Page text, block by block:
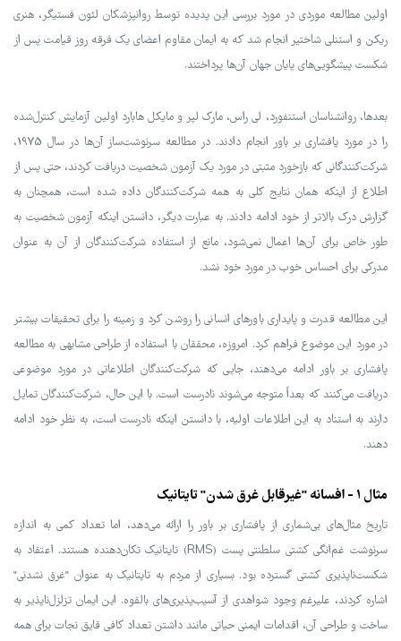
اولین مطالعه موردی در مورد بررسی این پدیده توسط روانپزشکان لئون فستیگر، هنری
ریکن و استنلی شاختیر انجام شد که به ایمان مقاوم اعضای یک فرقه روز قیامت پس از
شکست پیشگویی‌های پایان جهان آن‌ها پرداختند.
بعدها، روانشناسان استنفورد، لی راس، مارک لپر و مایکل هابارد اولین آزمایش کنترل‌شده
را در مورد پافشاری بر باور انجام دادند. در مطالعه سرنوشت‌ساز آن‌ها در سال 1975،
شرکت‌کنندگانی که بازخورد مثبتی در مورد یک آزمون شخصیت دریافت کردند، حتی پس از
اطلاع از اینکه همان نتایج کلی به همه شرکت‌کنندگان داده شده است، همچنان به
گزارش درک بالاتر از خود ادامه دادند. به عبارت دیگر، دانستن اینکه آزمون شخصیت به
طور خاص برای آن‌ها اعمال نمی‌شود، مانع از استفاده شرکت‌کنندگان از آن به عنوان
مدرکی برای احساس خوب در مورد خود نشد.
این مطالعه قدرت و پایداری باورهای انسانی را روشن کرد و زمینه را برای تحقیقات بیشتر
در مورد این موضوع فراهم کرد. امروزه، محققان با استفاده از طراحی مشابهی به مطالعه
پافشاری بر باور ادامه می‌دهند، جایی که شرکت‌کنندگان اطلاعاتی در مورد موضوعی
دریافت می‌کنند که بعداً متوجه می‌شوند نادرست است. با این حال، شرکت‌کنندگان تمایل
دارند به استناد به این اطلاعات اولیه، با دانستن اینکه نادرست است، به نظر خود ادامه
دهند.
مثال 1 - افسانه "غیرقابل غرق شدن" تایتانیک
تاریخ مثال‌های بی‌شماری از پافشاری بر باور را ارائه می‌دهد، اما تعداد کمی به اندازه
سرنوشت غم‌انگی کشتی سلطنتی پست (RMS) تایتانیک تکان‌دهنده هستند. اعتقاد به
شکست‌ناپذیری کشتی گسترده بود. بسیاری از مردم به تایتانیک به عنوان "غرق نشدنی"
اشاره کردند، علیرغم وجود شواهدی از آسیب‌پذیری‌های بالقوه. این ایمان تزلزل‌ناپذیر به
ساخت و طراحی آن، اقدامات ایمنی حیاتی مانند داشتن تعداد کافی قایق نجات برای همه